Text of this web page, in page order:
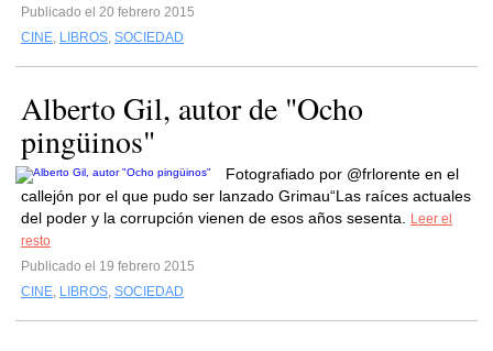
Publicado el 20 febrero 2015
CINE, LIBROS, SOCIEDAD
Alberto Gil, autor de "Ocho
pingüinos"
Fotografiado por @frlorente en el
callejón por el que pudo ser lanzado Grimau“Las raíces actuales
del poder y la corrupción vienen de esos años sesenta.
Leer el
resto
Publicado el 19 febrero 2015
CINE, LIBROS, SOCIEDAD